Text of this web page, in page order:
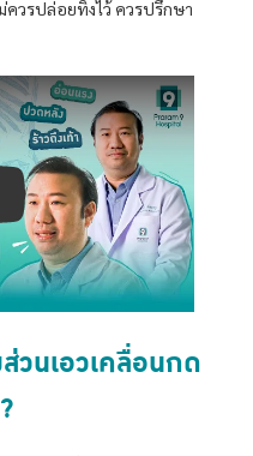
วรปล่อยทิ้งไว้ ควรปรึกษา
วนเอวเคลื่อนกด